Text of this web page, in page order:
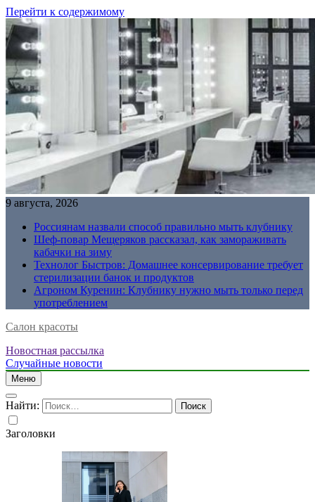
Перейти к содержимому
9 августа, 2026
Россиянам назвали способ правильно мыть клубнику
Шеф-повар Мещеряков рассказал, как замораживать
кабачки на зиму
Технолог Быстров: Домашнее консервирование требует
стерилизации банок и продуктов
Агроном Куренин: Клубнику нужно мыть только перед
употреблением
Салон красоты
Новостная рассылка
Случайные новости
Меню
Найти:
Заголовки